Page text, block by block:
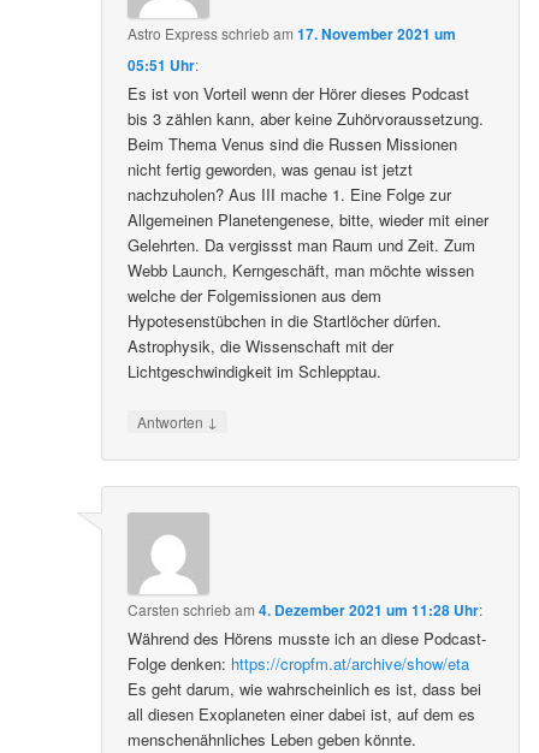
Astro Expressschriebam17. November 2021 um
05:51 Uhr:
Es ist von Vorteil wenn der Hörer dieses Podcast
bis 3 zählen kann, aber keine Zuhörvoraussetzung.
Beim Thema Venus sind die Russen Missionen
nicht fertig geworden, was genau ist jetzt
nachzuholen? Aus III mache 1. Eine Folge zur
Allgemeinen Planetengenese, bitte, wieder mit einer
Gelehrten. Da vergissst man Raum und Zeit. Zum
Webb Launch, Kerngeschäft, man möchte wissen
welche der Folgemissionen aus dem
Hypotesenstübchen in die Startlöcher dürfen.
Astrophysik, die Wissenschaft mit der
Lichtgeschwindigkeit im Schlepptau.
Antworten ↓
Carsten schriebam4. Dezember 2021 um 11:28 Uhr:
Während des Hörens musste ich an diese Podcast-
Folge denken: https://cropfm.at/archive/show/eta
Es geht darum, wie wahrscheinlich es ist, dass bei
all diesen Exoplaneten einer dabei ist, auf dem es
menschenähnliches Leben geben könnte.